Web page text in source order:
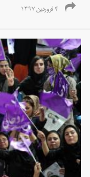
۴ فروردین ۱۳۹۷